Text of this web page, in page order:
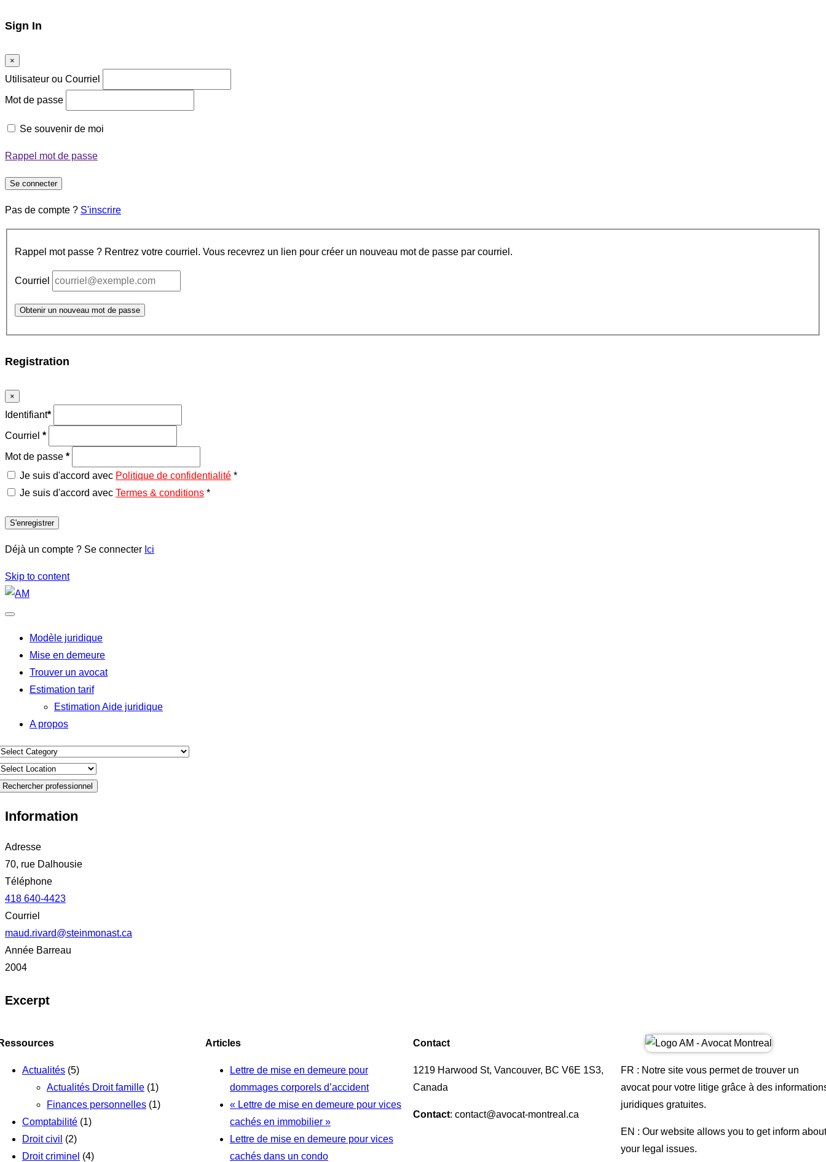
Sign In
×
Utilisateur ou Courriel
Mot de passe
Se souvenir de moi
Rappel mot de passe
Se connecter
Pas de compte ? S'inscrire
Rappel mot passe ? Rentrez votre courriel. Vous recevrez un lien pour créer un nouveau mot de passe par courriel.
Courriel
Obtenir un nouveau mot de passe
Registration
×
Identifiant*
Courriel *
Mot de passe *
Je suis d'accord avec Politique de confidentialité *
Je suis d'accord avec Termes & conditions *
S'enregistrer
Déjà un compte ? Se connecter Ici
Skip to content
Modèle juridique
Mise en demeure
Trouver un avocat
Estimation tarif
Estimation Aide juridique
A propos
Rechercher professionnel
Information
Adresse
70, rue Dalhousie
Téléphone
418 640-4423
Courriel
maud.rivard@steinmonast.ca
Année Barreau
2004
Excerpt
Actualités (5)
Actualités Droit famille (1)
Finances personnelles (1)
Comptabilité (1)
Droit civil (2)
Droit criminel (4)
Articles
Lettre de mise en demeure pour
dommages corporels d’accident
« Lettre de mise en demeure pour vices
cachés en immobilier »
Lettre de mise en demeure pour vices
cachés dans un condo
Contact
1219 Harwood St, Vancouver, BC V6E 1S3,
Canada
Contact: contact@avocat-montreal.ca
FR : Notre site vous permet de trouver un
avocat pour votre litige grâce à des
juridiques gratuites.
EN : Our website allows you to get inform about
your legal issues.